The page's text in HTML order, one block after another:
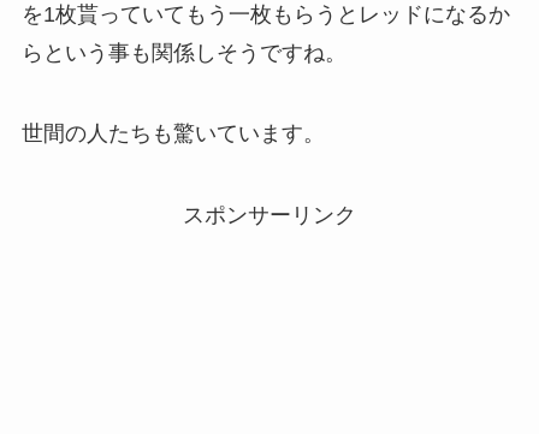
を1枚貰っていてもう一枚もらうとレッドになるか
らという事も関係しそうですね。
世間の人たちも驚いています。
スポンサーリンク